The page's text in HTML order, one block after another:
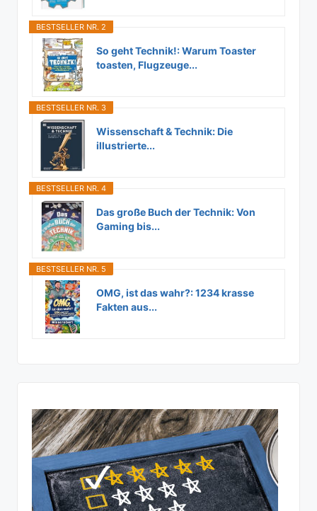
BESTSELLER NR. 2
So geht Technik!: Warum Toaster
toasten, Flugzeuge...
BESTSELLER NR. 3
Wissenschaft & Technik: Die
illustrierte...
BESTSELLER NR. 4
Das große Buch der Technik: Von
Gaming bis...
BESTSELLER NR. 5
OMG, ist das wahr?: 1234 krasse
Fakten aus...